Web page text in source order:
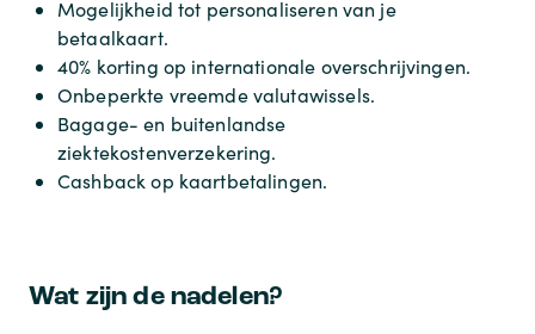
Mogelijkheid tot personaliseren van je
betaalkaart.
40% korting op internationale overschrijvingen.
Onbeperkte vreemde valutawissels.
Bagage- en buitenlandse
ziektekostenverzekering.
Cashback op kaartbetalingen.
Wat zijn de nadelen?